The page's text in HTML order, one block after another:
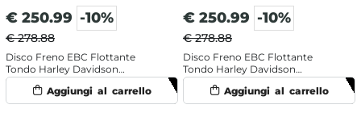
€ 250.99 -10%
€ 278.88
Disco Freno EBC Flottante
Tondo Harley Davidson
FLHTCUTG 1750 Tri Glide Ultra
107 (2018) Anteriore Sinistro
€ 250.99 -10%
€ 278.88
Disco Freno EBC Flottante
Tondo Harley Davidson
FLHTCUTGSE 1923 ABS Tri Glide
Ultra CVO 117 (2021) Anteriore
Sinistro